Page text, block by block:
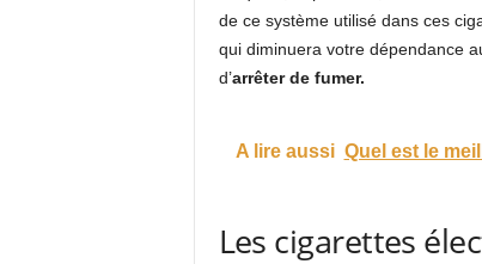
de ce système utilisé dans ces
qui diminuera votre dépendance
d’arrêter de fumer.
A lire aussi Quel est le
Les cigarettes